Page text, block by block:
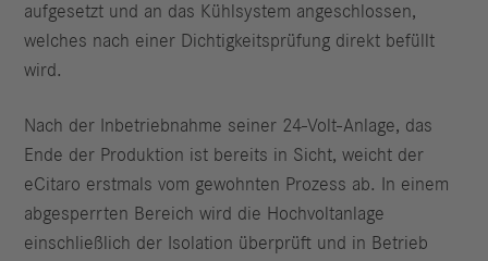
aufgesetzt und an das Kühlsystem angeschlossen,
welches nach einer Dichtig­keitsprüfung direkt befüllt
wird.
Nach der Inbetriebnahme seiner 24-Volt-Anlage, das
Ende der Produktion ist bereits in Sicht, weicht der
eCitaro erstmals vom gewohnten Prozess ab. In einem
abgesperrten Bereich wird die Hochvoltanlage
einschließlich der Isolation überprüft und in Betrieb